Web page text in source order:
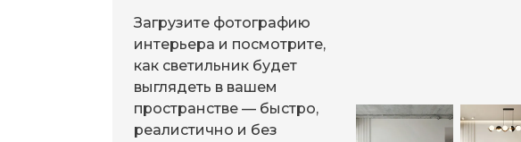
Загрузите фотографию
интерьера и посмотрите,
как светильник будет
выглядеть в вашем
пространстве — быстро,
реалистично и без